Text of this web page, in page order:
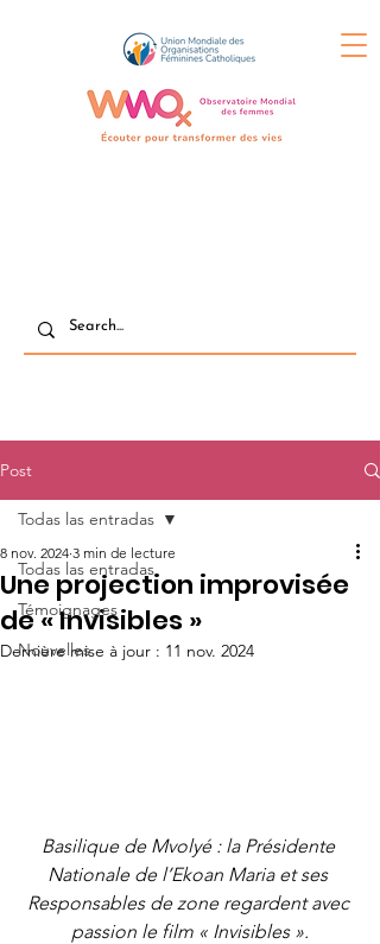
Post
Todas las entradas
Témoignages
Nouvelles
Todas las entradas
Une projection improvisée
de « Invisibles »
8 nov. 2024 3 min de lecture
Dernière mise à jour : 11 nov. 2024
Basilique de Mvolyé : la Présidente
Nationale de l’Ekoan Maria et ses
Responsables de zone regardent avec
passion le film « Invisibles ».